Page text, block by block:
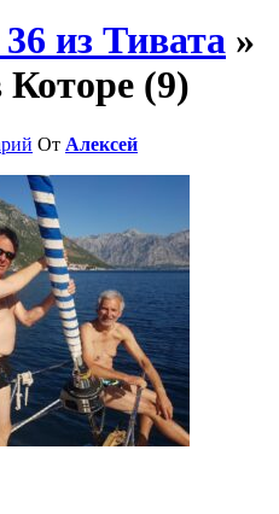
из Тивата »
(9)
От Алексей